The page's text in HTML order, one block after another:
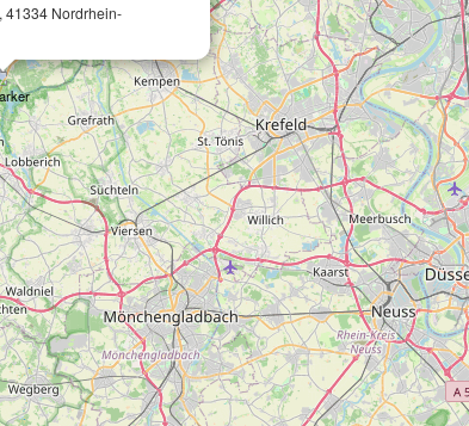
41334 Nordrhein-